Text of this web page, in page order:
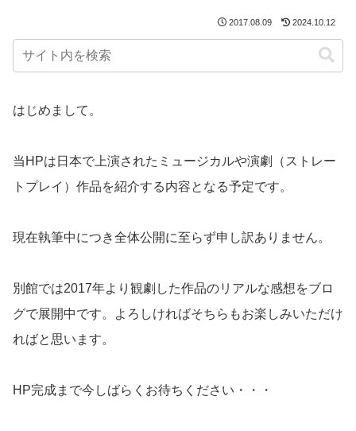
2017.08.09 2024.10.12
はじめまして。
当HPは日本で上演されたミュージカルや演劇（ストレー
トプレイ）作品を紹介する内容となる予定です。
現在執筆中につき全体公開に至らず申し訳ありません。
別館では2017年より観劇した作品のリアルな感想をブロ
グで展開中です。よろしければそちらもお楽しみいただけ
ればと思います。
HP完成まで今しばらくお待ちください・・・